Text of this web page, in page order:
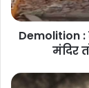
Demolition :
मंदिर